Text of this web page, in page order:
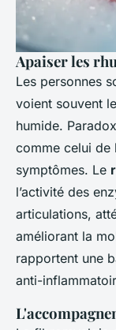
Apaiser les
Les personnes
voient souvent
humide.
comme celui de
symptômes. Le
l’activité des
articulations,
améliorant la
rapportent une
anti-